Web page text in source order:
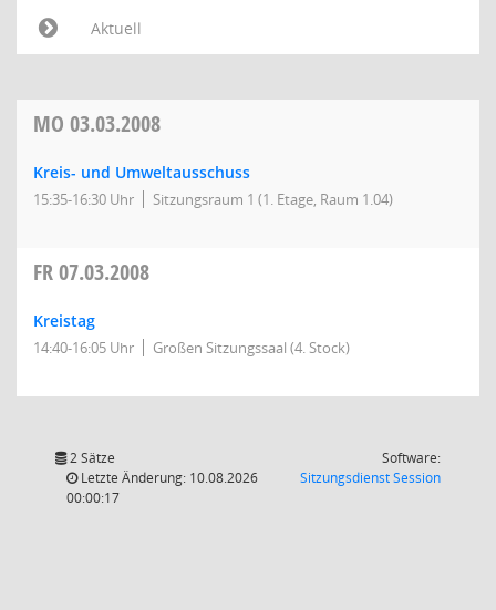
Aktuell
MO 03.03.2008
Kreis- und Umweltausschuss
15:35-16:30 Uhr Sitzungsraum 1 (1. Etage, Raum 1.04)
FR07.03.2008
Kreistag
14:40-16:05 Uhr Großen Sitzungssaal (4. Stock)
2 Sätze
Letzte Änderung: 10.08.2026
00:00:17
Software:
SitzungsdienstSession(Wird in